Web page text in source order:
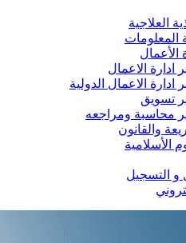
العلاجية
المعلومات
الأعمال
ادارة الاعمال
ادارة الاعمال الدولية
تسويق
محاسبة ومراجعه
والقانون
الأسلامية
و التسجيل